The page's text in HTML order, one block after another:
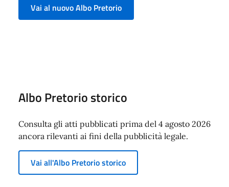
Vai al nuovo Albo Pretorio
Albo Pretorio storico
Consulta gli atti pubblicati prima del 4 agosto 2026
ancora rilevanti ai fini della pubblicità legale.
Vai all'Albo Pretorio storico